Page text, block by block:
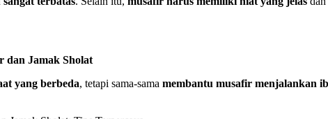
dan Jamak Sholat
yang berbeda, tetapi sama-sama membantu musafir menjalankan